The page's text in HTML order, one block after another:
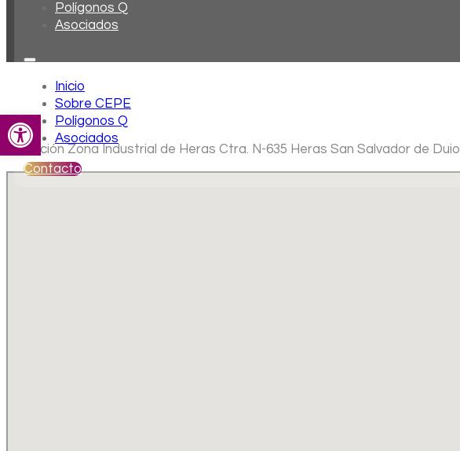
Abrir barra de herramientas
Polígonos Q
Asociados
Inicio
Sobre CEPE
Polígonos Q
Asociados
Contacto
Ubicación Zona Industrial de Heras Ctra. N-635 Heras San Salvador de Duio